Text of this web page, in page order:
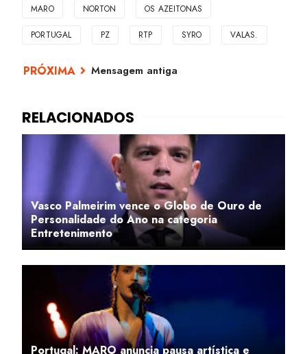
MARO NORTON OS AZEITONAS
PORTUGAL PZ RTP SYRO VALAS.
Mensagem antiga
Vasco Palmeirim vence o Globo de Ouro de
Personalidade do Ano na categoria
Entretenimento
Portugal: MARO anuncia pausa artística e